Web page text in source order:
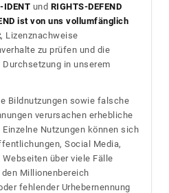
IDENT und RIGHTS-DEFEND
ist von uns vollumfänglich
, Lizenznachweise
zu prüfen und die
in unserem
Bildnutzungen sowie falsche
verursachen erhebliche
Nutzungen können sich
Social Media,
über viele Fälle
Millionenbereich
fehlender Urhebernennung